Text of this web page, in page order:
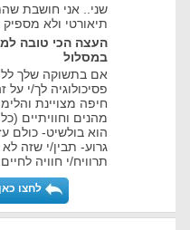
שני.. אני חושבת
תיאורטי ולא מספיק
העצה הכי טובה
במסלול
אם בתשוקה שלך
פסיכולוגיה לך/י על
חיפה מצויינת
מהנים וחוויתיים
הוא בולשיט- כולם
גרוע- תבין/י שזה לא
תרוויח/י חוויה
לחצו